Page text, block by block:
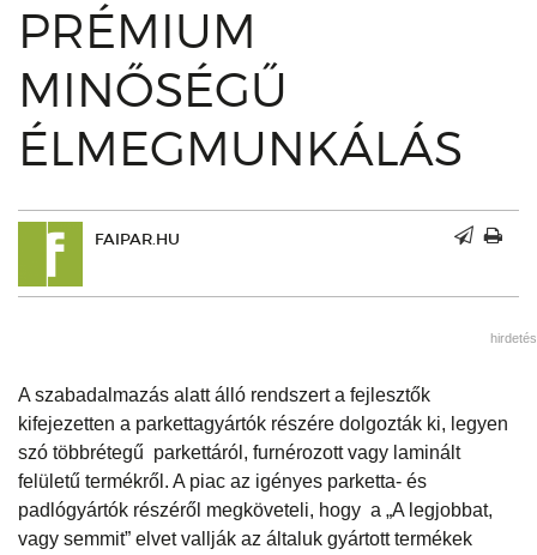
PRÉMIUM
MINŐSÉGŰ
ÉLMEGMUNKÁLÁS
FAIPAR.HU
hirdetés
A szabadalmazás alatt álló rendszert a fejlesztők
kifejezetten a parkettagyártók részére dolgozták ki, legyen
szó többrétegű parkettáról, furnérozott vagy laminált
felületű termékről. A piac az igényes parketta- és
padlógyártók részéről megköveteli, hogy a „A legjobbat,
vagy semmit” elvet vallják az általuk gyártott termékek